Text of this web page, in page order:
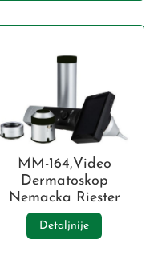
MM-164,Video
Dermatoskop
Nemacka Riester
Detaljnije